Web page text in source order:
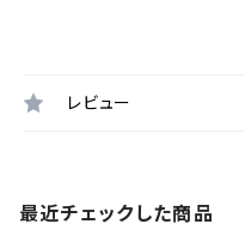
レビュー
最近チェックした商品